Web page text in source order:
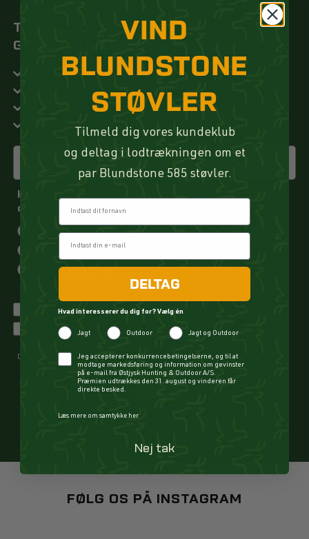
TILMELD DIG
GRATIS KUNDEKLUBBEN
Vær den første til at modtage nyheder og tilbud
Modtag eksklusive tilbud kun for medlemmer
Hvad vil du gerne modtage information og tilbud
om? Vælg én
Jagt
Outdoor
Jagt og Outdoor
Jeg vil gerne tilmeldes kundeklubben
Jeg har læst og accepteret privatlivspolitikken
Cookie- og privatlivspolitik
TILMELD
FØLG OS PÅ INSTAGRAM
VIND
BLUNDSTONE
STØVLER
Tilmeld dig vores kundeklub
og deltag i lodtrækningen om et
par Blundstone 585 støvler.
Fornavn
DELTAG
Hvad interesserer du dig for? Vælg én
Jagt Outdoor Jagt og Outdoor
CheckboxJeg accepterer konkurrencebetingelserne, og til at
modtage markedsføring og information om gevinster
på e-mail fra Østjysk Hunting & Outdoor A/S.
Præmien udtrækkes den 31. august og vinderen får
direkte besked.
Læs mere om samtykke her
Nej tak